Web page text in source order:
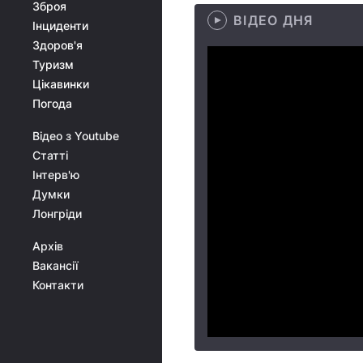
Зброя
Інциденти
Здоров'я
Туризм
Цікавинки
Погода
Відео з Youtube
Статті
Інтерв'ю
Думки
Лонгріди
Архів
Вакансії
Контакти
ВІДЕО ДНЯ